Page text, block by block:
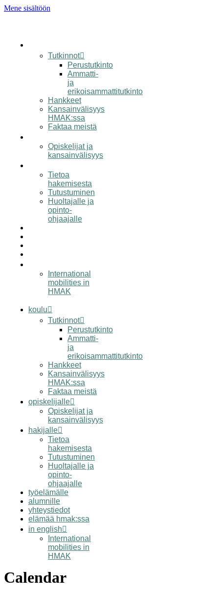
Mene sisältöön
Tutkinnot
Perustutkinto
Ammatti-
ja
erikoisammattitutkinto
Hankkeet
Kansainvälisyys
HMAK:ssa
Faktaa meistä
Opiskelijat ja
kansainvälisyys
Tietoa
hakemisesta
Tutustuminen
Huoltajalle ja
opinto-
ohjaajalle
International
mobilities in
HMAK
koulu
Tutkinnot
Perustutkinto
Ammatti-
ja
erikoisammattitutkinto
Hankkeet
Kansainvälisyys
HMAK:ssa
Faktaa meistä
opiskelijalle
Opiskelijat ja
kansainvälisyys
hakijalle
Tietoa
hakemisesta
Tutustuminen
Huoltajalle ja
opinto-
ohjaajalle
työelämälle
alumnille
yhteystiedot
elämää hmak:ssa
in english
International
mobilities in
HMAK
Calendar